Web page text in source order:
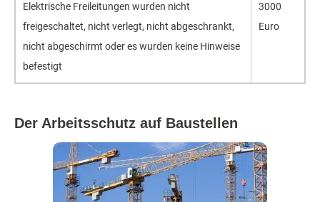
Elektrische Freileitungen wurden nicht
freigeschaltet, nicht verlegt, nicht abgeschrankt,
nicht abgeschirmt oder es wurden keine Hinweise
befestigt
3000
Euro
Der Arbeitsschutz auf Baustellen